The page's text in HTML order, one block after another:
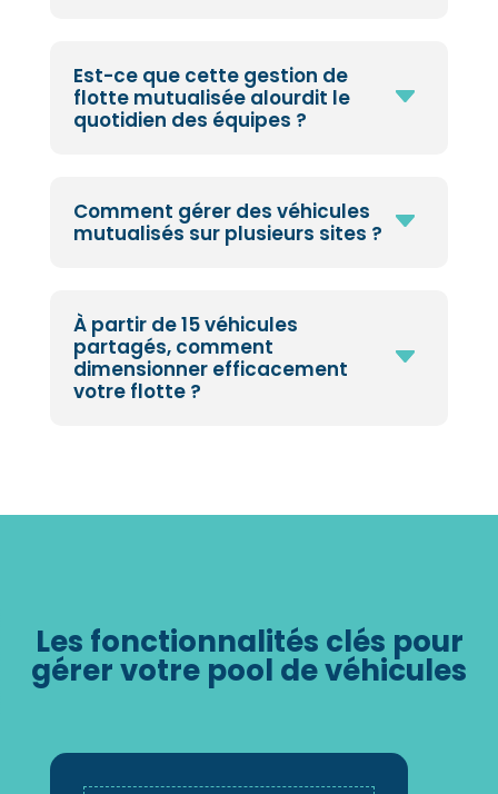
C
Est-ce que cette gestion de
flotte mutualisée alourdit le
quotidien des équipes ?
C
Comment gérer des véhicules
mutualisés sur plusieurs sites ?
C
À partir de 15 véhicules
partagés, comment
dimensionner efficacement
votre flotte ?
Les fonctionnalités clés pour
gérer votre pool de véhicules